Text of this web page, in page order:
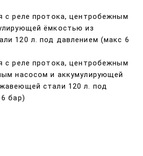
с реле протока, центробежным
ёмкостью из
120 л. под давлением (макс 6
с реле протока, центробежным
насосом и аккумулирующей
стали 120 л. под
бар)